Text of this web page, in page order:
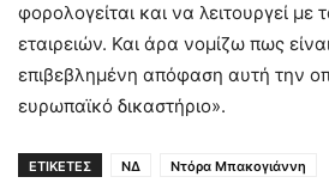
φορολογείται και να λειτουργεί με
εταιρειών. Και άρα νομίζω πως
επιβεβλημένη απόφαση αυτή την
ευρωπαϊκό δικαστήριο».
ΕΤΙΚΕΤΕΣ ΝΔ Ντόρα Μπακογιάννη